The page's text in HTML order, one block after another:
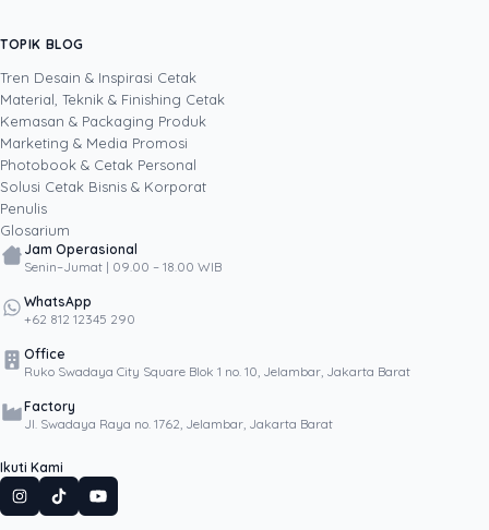
menarik perhatian, layak dibagikan, dan
membantu bisnis bertumbuh melalui kekuatan
kreativitas serta media digital.
Popular
TOPIK BLOG
Tren Desain & Inspirasi Cetak
Material, Teknik & Finishing Cetak
Kemasan & Packaging Produk
Marketing & Media Promosi
Photobook & Cetak Personal
Solusi Cetak Bisnis & Korporat
Penulis
Glosarium
Jam Operasional
Senin–Jumat | 09.00 – 18.00 WIB
WhatsApp
+62 812 12345 290
Office
Ruko Swadaya City Square Blok 1 no. 10, Jelambar, Jakarta Barat
Factory
Jl. Swadaya Raya no. 1762, Jelambar, Jakarta Barat
Ikuti Kami